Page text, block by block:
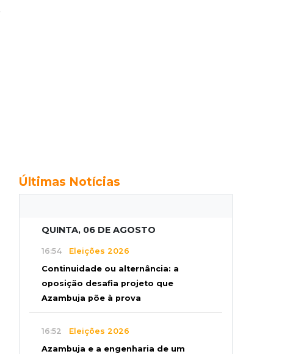
Últimas Notícias
QUINTA, 06 DE AGOSTO
16:54 Eleições 2026
Continuidade ou alternância: a
oposição desafia projeto que
Azambuja põe à prova
16:52 Eleições 2026
Azambuja e a engenharia de um